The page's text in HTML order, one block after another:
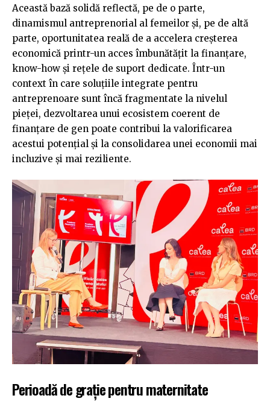
Această bază solidă reflectă, pe de o parte,
dinamismul antreprenorial al femeilor și, pe de altă
parte, oportunitatea reală de a accelera creșterea
economică printr-un acces îmbunătățit la finanțare,
know-how și rețele de suport dedicate. Într-un
context în care soluțiile integrate pentru
antreprenoare sunt încă fragmentate la nivelul
pieței, dezvoltarea unui ecosistem coerent de
finanțare de gen poate contribui la valorificarea
acestui potențial și la consolidarea unei economii mai
incluzive și mai reziliente.
Perioadă de grație pentru maternitate